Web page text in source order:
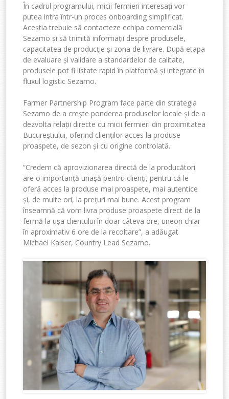
În cadrul programului, micii fermieri interesați vor
putea intra într-un proces onboarding simplificat.
Aceștia trebuie să contacteze echipa comercială
Sezamo și să trimită informații despre produsele,
capacitatea de producție și zona de livrare. După etapa
de evaluare și validare a standardelor de calitate,
produsele pot fi listate rapid în platformă și integrate în
fluxul logistic Sezamo.
Farmer Partnership Program face parte din strategia
Sezamo de a crește ponderea produselor locale și de a
dezvolta relații directe cu micii fermieri din proximitatea
Bucureștiului, oferind clienților acces la produse
proaspete, de sezon și cu origine controlată.
“Credem că aprovizionarea directă de la producători
are o importanță uriașă pentru clienți, pentru că le
oferă acces la produse mai proaspete, mai autentice
și, de multe ori, la prețuri mai bune. Acest program
înseamnă că vom livra produse proaspete direct de la
fermă la ușa clientului în doar câteva ore, uneori chiar
în aproximativ 6 ore de la recoltare”, a adăugat
Michael Kaiser, Country Lead Sezamo.